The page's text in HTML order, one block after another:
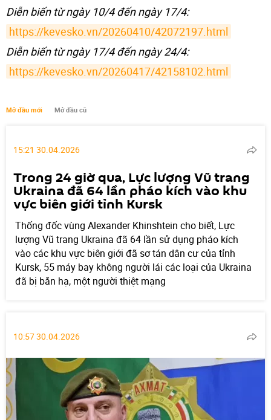
Diễn biến từ ngày 10/4 đến ngày 17/4:
https://kevesko.vn/20260410/42072197.html
Diễn biến từ ngày 17/4 đến ngày 24/4:
https://kevesko.vn/20260417/42158102.html
Mở đầu mới Mở đầu cũ
15:21 30.04.2026
Trong 24 giờ qua, Lực lượng Vũ trang
Ukraina đã 64 lần pháo kích vào khu
vực biên giới tỉnh Kursk
Thống đốc vùng Alexander Khinshtein cho biết, Lực
lượng Vũ trang Ukraina đã 64 lần sử dụng pháo kích
vào các khu vực biên giới đã sơ tán dân cư của tỉnh
Kursk, 55 máy bay không người lái các loại của Ukraina
đã bị bắn hạ, một người thiệt mạng
10:57 30.04.2026